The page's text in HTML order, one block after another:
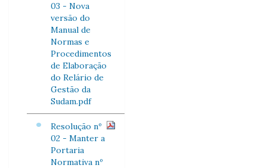
03 - Nova
versão do
Manual de
Normas e
Procedimentos
de Elaboração
do Relário de
Gestão da
Sudam.pdf
Resolução nº
02 - Manter a
Portaria
Normativa nº